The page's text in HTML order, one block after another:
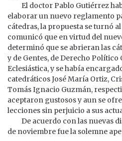
El doctor Pablo Gutiérrez
elaborar un nuevo reglamento
cátedras, la propuesta se turnó
comunicó que en virtud del
determinó que se abrieran las
y de Gentes, de Derecho
Eclesiástica, y se había
catedráticos José María Ortiz,
Tomás Ignacio Guzmán,
aceptaron gustosos y aun se
lecciones sin perjuicio a sus
De acuerdo con las nuevas
de noviembre fue la solemne